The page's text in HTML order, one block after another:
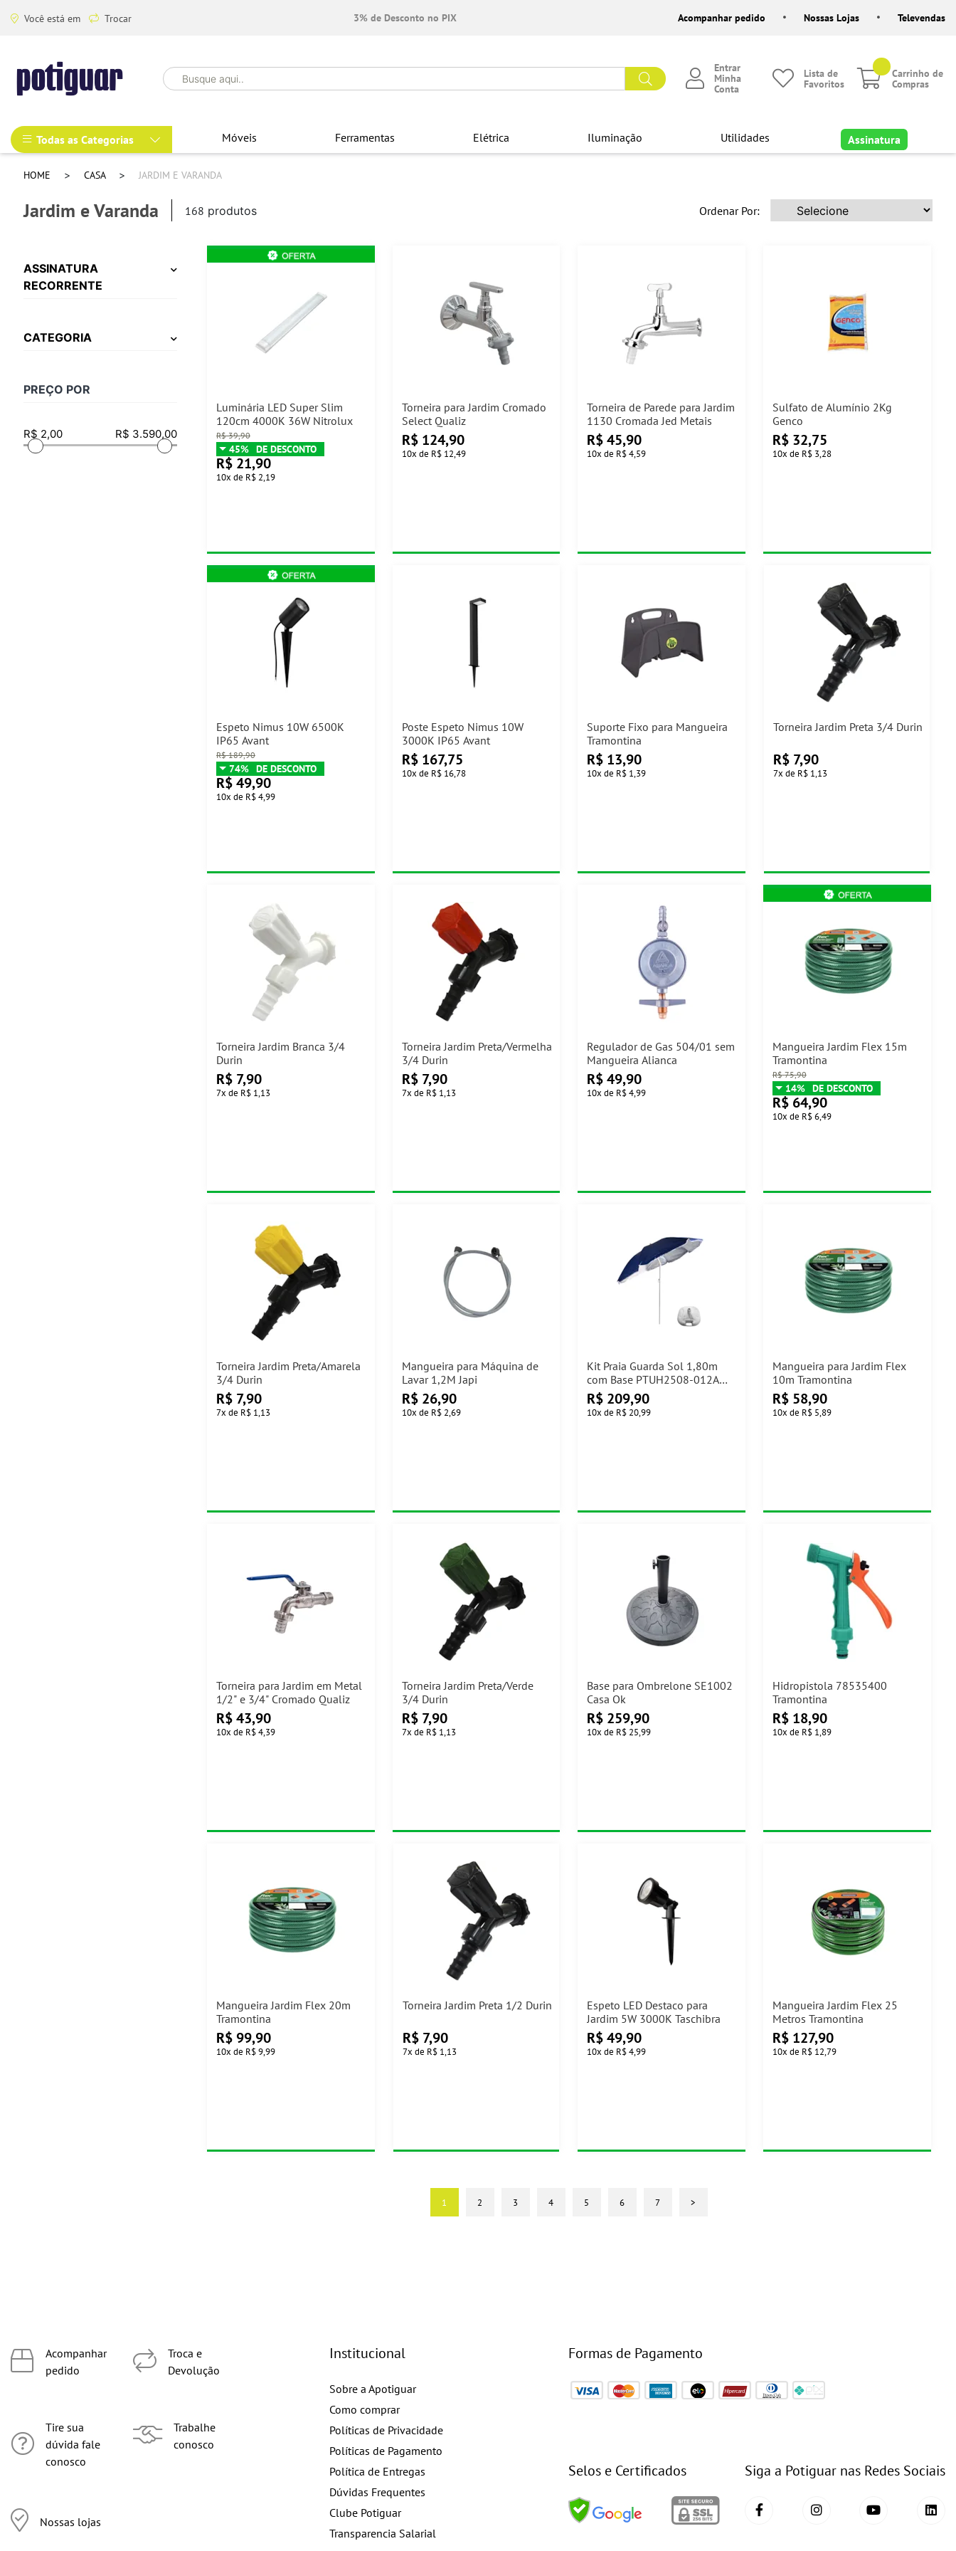
Você está em Trocar 3% de Desconto no PIX Acompanhar pedido Nossas Lojas Televendas
Entrar
Minha
Conta
Lista de
Favoritos
Carrinho de
Compras
Todas as Categorias Móveis Ferramentas Elétrica Iluminação Utilidades Assinatura
HOME CASA JARDIM E VARANDA
Jardim e Varanda 168 produtos Ordenar Por:
ASSINATURA
RECORRENTE
CATEGORIA
PREÇO POR
Luminária LED Super Slim
120cm 4000K 36W Nitrolux
R$ 39,90
45%
R$ 21,90
10x de R$ 2,19
Torneira para Jardim Cromado
Select Qualiz
R$ 124,90
10x de R$ 12,49
Torneira de Parede para Jardim
1130 Cromada Jed Metais
R$ 45,90
10x de R$ 4,59
Sulfato de Alumínio 2Kg
Genco
R$ 32,75
10x de R$ 3,28
Espeto Nimus 10W 6500K
IP65 Avant
R$ 189,90
74%
R$ 49,90
10x de R$ 4,99
Poste Espeto Nimus 10W
3000K IP65 Avant
R$ 167,75
10x de R$ 16,78
Suporte Fixo para Mangueira
Tramontina
R$ 13,90
10x de R$ 1,39
Torneira Jardim Preta 3/4 Durin
R$ 7,90
7x de R$ 1,13
Torneira Jardim Branca 3/4
Durin
R$ 7,90
7x de R$ 1,13
Torneira Jardim Preta/Vermelha
3/4 Durin
R$ 7,90
7x de R$ 1,13
Regulador de Gas 504/01 sem
Mangueira Alianca
R$ 49,90
10x de R$ 4,99
Mangueira Jardim Flex 15m
Tramontina
R$ 75,90
14%
R$ 64,90
10x de R$ 6,49
Torneira Jardim Preta/Amarela
3/4 Durin
R$ 7,90
7x de R$ 1,13
Mangueira para Máquina de
Lavar 1,2M Japi
R$ 26,90
10x de R$ 2,69
Kit Praia Guarda Sol 1,80m
com Base PTUH2508-012A
Casa Ok
R$ 209,90
10x de R$ 20,99
Mangueira para Jardim Flex
10m Tramontina
R$ 58,90
10x de R$ 5,89
Torneira para Jardim em Metal
1/2" e 3/4" Cromado Qualiz
R$ 43,90
10x de R$ 4,39
Torneira Jardim Preta/Verde
3/4 Durin
R$ 7,90
7x de R$ 1,13
Base para Ombrelone SE1002
Casa Ok
R$ 259,90
10x de R$ 25,99
Hidropistola 78535400
Tramontina
R$ 18,90
10x de R$ 1,89
Mangueira Jardim Flex 20m
Tramontina
R$ 99,90
10x de R$ 9,99
Torneira Jardim Preta 1/2 Durin
R$ 7,90
7x de R$ 1,13
Espeto LED Destaco para
Jardim 5W 3000K Taschibra
R$ 49,90
10x de R$ 4,99
Mangueira Jardim Flex 25
Metros Tramontina
R$ 127,90
10x de R$ 12,79
1 2 3 4 5 6 7 >
Acompanhar
pedido
Tire sua
dúvida fale
conosco
Nossas lojas
Troca e
Devolução
Trabalhe
conosco
Institucional
Sobre a Apotiguar
Como comprar
Políticas de Privacidade
Políticas de Pagamento
Política de Entregas
Dúvidas Frequentes
Clube Potiguar
Transparencia Salarial
Formas de Pagamento
Selos e Certificados Siga a Potiguar nas Redes Sociais